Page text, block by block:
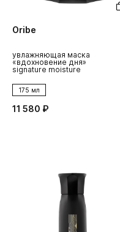
Oribe
увлажняющая маска
«вдохновение дня»
signature moisture
175 мл
11 580 ₽